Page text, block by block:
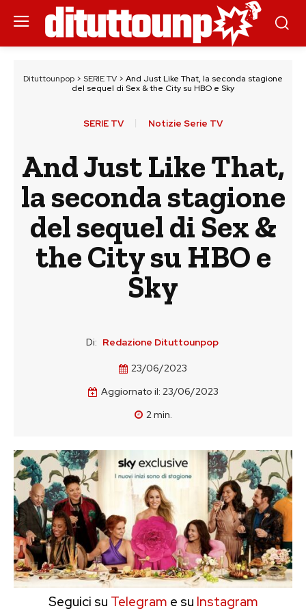
Dituttounpop > SERIE TV > And Just Like That, la seconda stagione
del sequel di Sex & the City su HBO e Sky
SERIE TV Notizie Serie TV
And Just Like That,
la seconda stagione
del sequel di Sex &
the City su HBO e
Sky
Di: Redazione Dituttounpop
23/06/2023
Aggiornato il: 23/06/2023
2min.
Seguici su Telegram e su Instagram